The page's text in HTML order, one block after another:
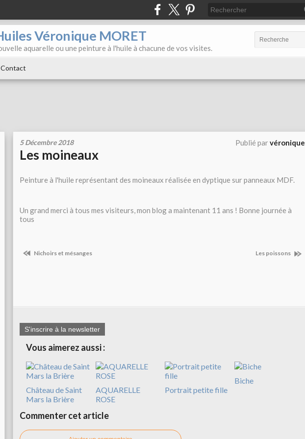
Véronique MORET
aquarelle ou une peinture à l'huile à chacune de vos visites.
Contact
5 Décembre 2018 Publié parvéronique
Les moineaux
Peinture à l'huile représentant des moineaux réalisée en dyptique sur panneaux MDF.
Un grand merci à tous mes visiteurs, mon blog a maintenant 11 ans ! Bonne journée à
tous
Nichoirs et mésanges Les poissons
S'inscrire à la newsletter
Vous aimerez aussi :
Château de Saint
Mars la Brière
AQUARELLE
ROSE
Portrait petite fille
Biche
Commenter cet article